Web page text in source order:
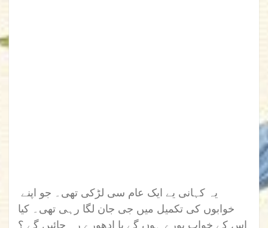
خوابوں کی تکمیل میں جی جان لگا رہی تھی۔ کیا
اس کے خواب پورے ہوں گے یا ادھورے رہ جائیں گے ؟